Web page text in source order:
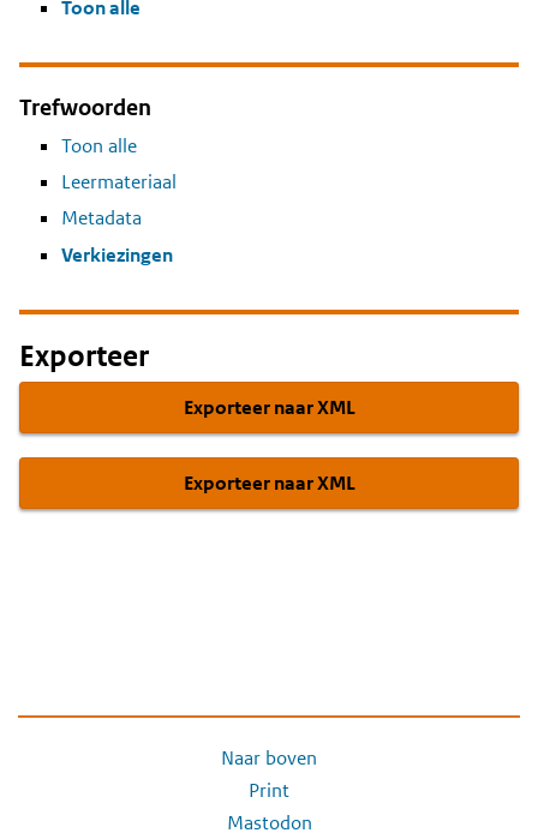
Toon alle
Trefwoorden
Toon alle
Leermateriaal
Metadata
Verkiezingen
Exporteer
Exporteer naar XML
Exporteer naar XML
Naar boven
Print
Mastodon